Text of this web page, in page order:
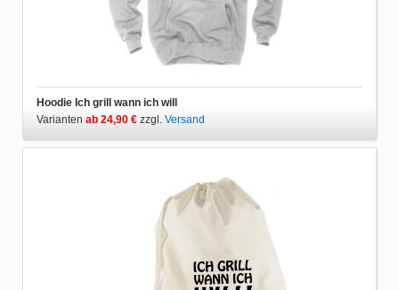
Hoodie Ich grill wann ich will
Varianten ab 24,90 € zzgl. Versand